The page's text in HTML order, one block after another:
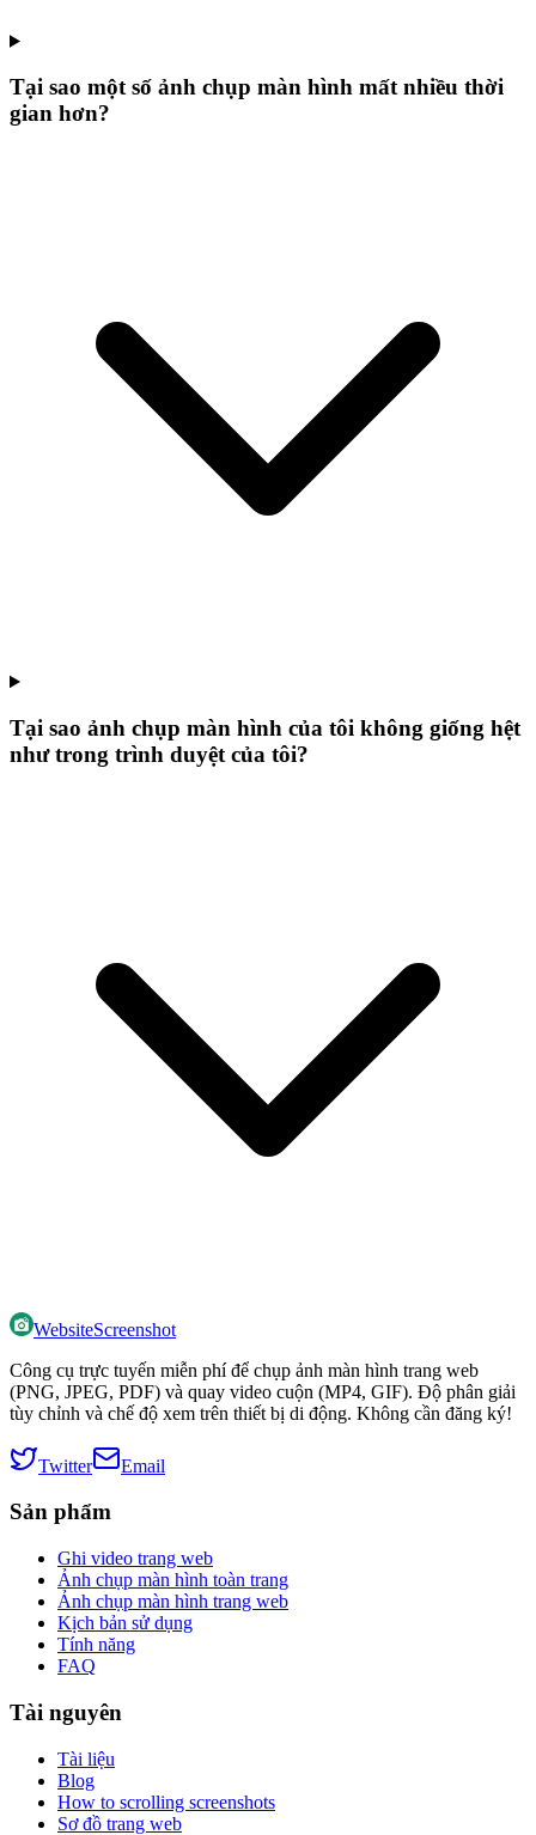
Tại sao một số ảnh chụp màn hình mất nhiều thời
gian hơn?
Tại sao ảnh chụp màn hình của tôi không giống hệt
như trong trình duyệt của tôi?
WebsiteScreenshot
Công cụ trực tuyến miễn phí để chụp ảnh màn hình trang web
(PNG, JPEG, PDF) và quay video cuộn (MP4, GIF). Độ phân giải
tùy chỉnh và chế độ xem trên thiết bị di động. Không cần đăng ký!
Twitter Email
Sản phẩm
Ghi video trang web
Ảnh chụp màn hình toàn trang
Ảnh chụp màn hình trang web
Kịch bản sử dụng
Tính năng
FAQ
Tài nguyên
Tài liệu
Blog
How to scrolling screenshots
Sơ đồ trang web